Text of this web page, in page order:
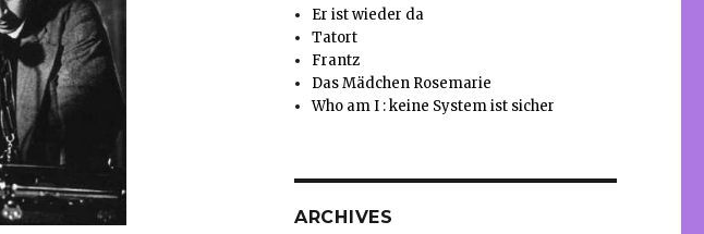
Er ist wieder da
Tatort
Frantz
Das Mädchen Rosemarie
Who am I : keine System ist sicher
ARCHIVES